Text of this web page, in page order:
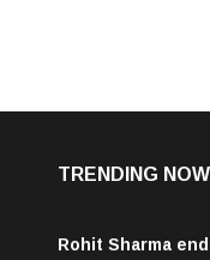
TRENDING NOW
Rohit Sharma